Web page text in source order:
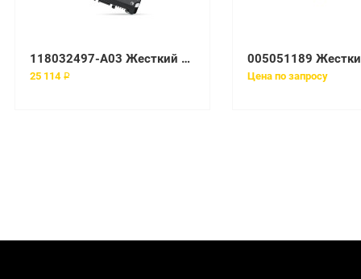
118032497-A03 Жесткий диск EMC SATA
25 114 ₽ Цена по запросу